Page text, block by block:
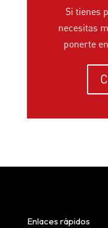
Si tienes
necesitas
ponerte
Enlaces rápidos